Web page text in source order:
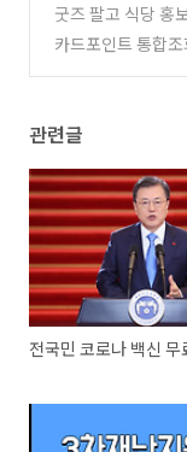
굿즈 팔고 식당 홍
는 사람들 (0)
카드포인트 통합조
관련글
전국민 코로나 백신 무